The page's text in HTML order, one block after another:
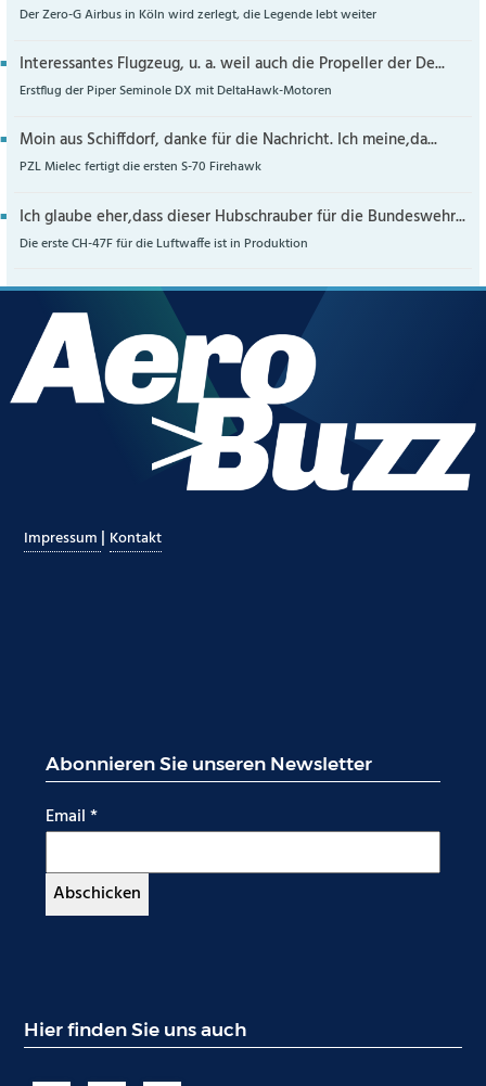
Der Zero-G Airbus in Köln wird zerlegt, die Legende lebt weiter
Interessantes Flugzeug, u. a. weil auch die Propeller der De...
Erstflug der Piper Seminole DX mit DeltaHawk-Motoren
Moin aus Schiffdorf, danke für die Nachricht. Ich meine,da...
PZL Mielec fertigt die ersten S-70 Firehawk
Ich glaube eher,dass dieser Hubschrauber für die Bundeswehr...
Die erste CH-47F für die Luftwaffe ist in Produktion
Impressum | Kontakt
Hier finden Sie uns auch
Abonnieren Sie unseren Newsletter
Email *